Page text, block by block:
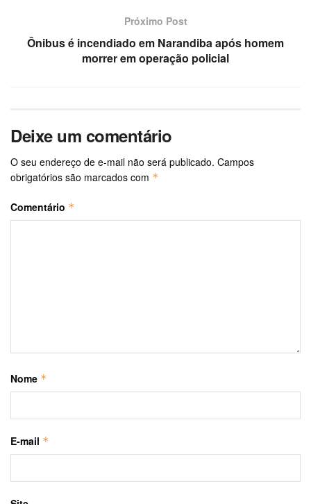
Próximo Post
Ônibus é incendiado em Narandiba após homem
morrer em operação policial
Deixe um comentário
O seu endereço de e-mail não será publicado. Campos
obrigatórios são marcados com *
Comentário *
Nome *
E-mail *